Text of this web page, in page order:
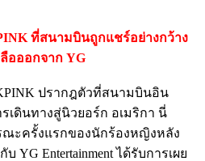
ที่สนามบินถูกแชร์อย่างกว้าง
อออกจาก YG
ปรากฎตัวที่สนามบินอิน
เดินทางสู่นิวยอร์ก อเมริกา นี่
ณะครั้งแรกของนักร้องหญิงหลัง
YG Entertainment ได้รับการเผย